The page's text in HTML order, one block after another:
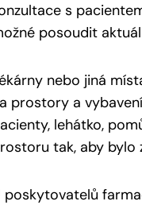
s
posoudit
nebo jiná
prostory a
lehátko,
tak, aby bylo
poskytovatelů